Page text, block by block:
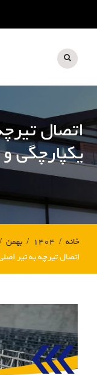
o
c
o
n
t
e
t
اتصال
یکپارچگی
خانه ۱۴۰۴ بهمن
اتصال تیرچه به تیر